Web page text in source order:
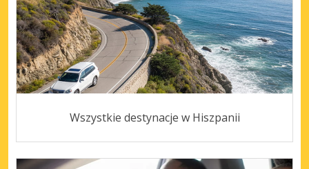
Wszystkie destynacje w Hiszpanii